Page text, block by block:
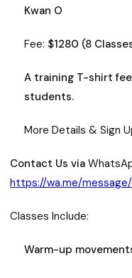
Kwan O
Fee: $1280 (8
A training T-shirt
students.
More Details & Sign
Contact Us via
https://wa.me/message/
Classes Include:
Warm-up